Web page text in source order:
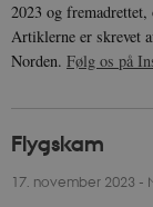
2023 og
Artiklerne er skrevet
Norden. Følg os på
Flygskam
17. november 2023 -